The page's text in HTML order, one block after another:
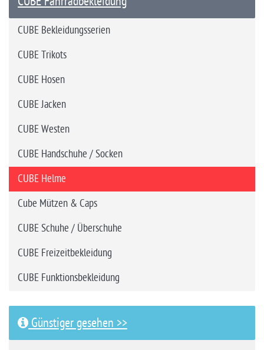
CUBE Bekleidungsserien
CUBE Trikots
CUBE Hosen
CUBE Jacken
CUBE Westen
CUBE Handschuhe / Socken
CUBE Helme
Cube Mützen & Caps
CUBE Schuhe / Überschuhe
CUBE Freizeitbekleidung
CUBE Funktionsbekleidung
Günstiger gesehen >>